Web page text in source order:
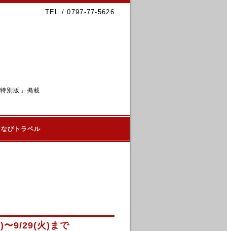
TEL / 0797-77-5626
別版」掲載
びトラベル
〜9/29(火)まで